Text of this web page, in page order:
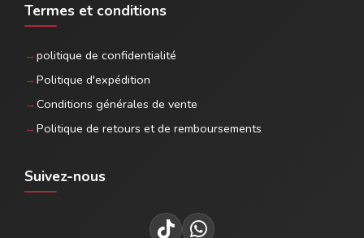
Termes et conditions
politique de confidentialité
Politique d'expédition
Conditions générales de vente
Politique de retours et de remboursements
Suivez-nous